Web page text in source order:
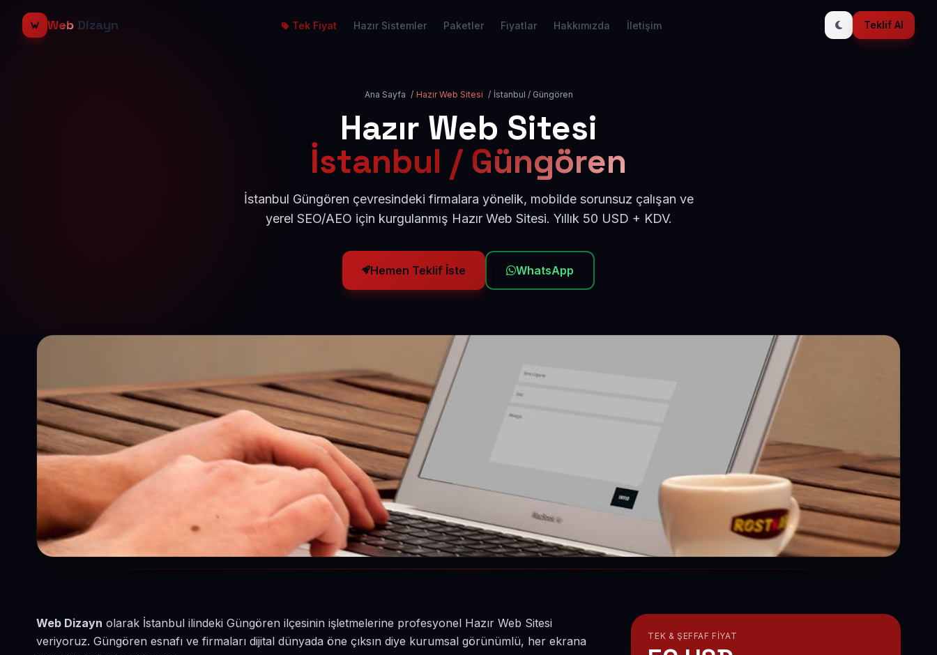
Web Dizayn Tek Fiyat Hazır Sistemler Paketler Fiyatlar Hakkımızda İletişim Teklif Al
Ana Sayfa / Hazır Web Sitesi / İstanbul / Güngören
Hazır Web Sitesi
İstanbul / Güngören
İstanbul Güngören çevresindeki firmalara yönelik, mobilde sorunsuz çalışan ve
yerel SEO/AEO için kurgulanmış Hazır Web Sitesi. Yıllık 50 USD + KDV.
Hemen Teklif İste WhatsApp
Web Dizayn olarak İstanbul ilindeki Güngören ilçesinin işletmelerine profesyonel Hazır Web Sitesi
veriyoruz. Güngören esnafı ve firmaları dijital dünyada öne çıksın diye kurumsal görünümlü, her ekrana
TEK & ŞEFFAF FIYAT